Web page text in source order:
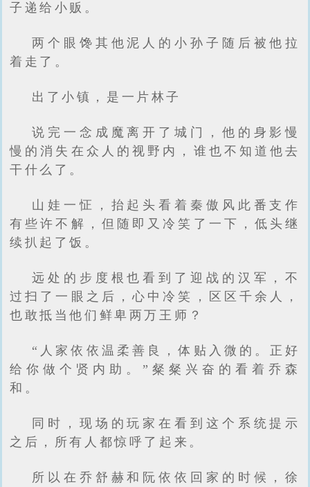
子递给小贩。
两个眼馋其他泥人的小孙子随后被他拉
着走了。
出了小镇，是一片林子
说完一念成魔离开了城门，他的身影慢
慢的消失在众人的视野内，谁也不知道他去
干什么了。
山娃一怔，抬起头看着秦傲风此番支作
有些许不解，但随即又冷笑了一下，低头继
续扒起了饭。
远处的步度根也看到了迎战的汉军，不
过扫了一眼之后，心中冷笑，区区千余人，
也敢抵当他们鲜卑两万王师？
“人家依依温柔善良，体贴入微的。正好
给你做个贤内助。”粲粲兴奋的看着乔森
和。
同时，现场的玩家在看到这个系统提示
之后，所有人都惊呼了起来。
所以在乔舒赫和阮依依回家的时候，徐